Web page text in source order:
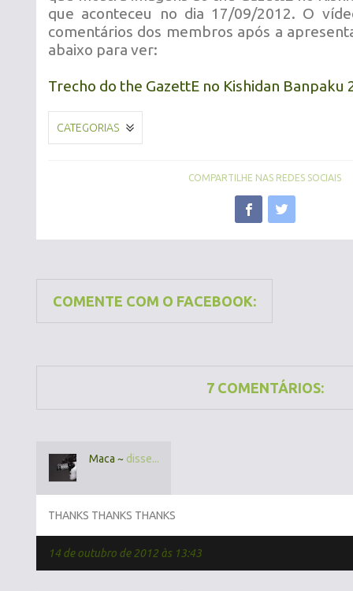
que aconteceu no dia 17/09/2012. O
comentários dos membros após a
abaixo para ver:
Trecho do the GazettE no Kishidan Banpaku
CATEGORIAS
COMPARTILHE NAS REDES SOCIAIS
COMENTE COM O FACEBOOK:
7 COMENTÁRIOS:
Maca ~ disse...
THANKS THANKS THANKS
14 de outubro de 2012 às 13:43